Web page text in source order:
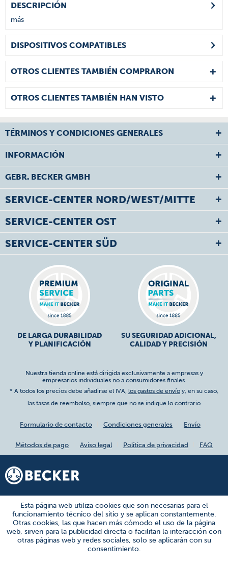
DESCRIPCIÓN
más
DISPOSITIVOS COMPATIBLES
OTROS CLIENTES TAMBIÉN COMPRARON
OTROS CLIENTES TAMBIÉN HAN VISTO
TÉRMINOS Y CONDICIONES GENERALES
INFORMACIÓN
GEBR. BECKER GMBH
SERVICE-CENTER NORD/WEST/MITTE
SERVICE-CENTER OST
SERVICE-CENTER SÜD
DE LARGA DURABILIDAD
Y PLANIFICACIÓN
SU SEGURIDAD ADICIONAL,
CALIDAD Y PRECISIÓN
Nuestra tienda online está dirigida exclusivamente a empresas y
empresarios individuales no a consumidores finales.
* A todos los precios debe añadirse el IVA, los gastos de envío y, en su caso,
las tasas de reembolso, siempre que no se indique lo contrario
Formulario de contacto Condiciones generales Envío
Métodos de pago Aviso legal Política de privacidad FAQ
Esta página web utiliza cookies que son necesarias para el
funcionamiento técnico del sitio y se aplican constantemente.
Otras cookies, las que hacen más cómodo el uso de la página
web, sirven para la publicidad directa o facilitan la interacción con
otras páginas web y redes sociales, solo se aplicarán con su
consentimiento.